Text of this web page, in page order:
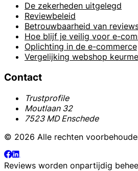
De zekerheden uitgelegd
Reviewbeleid
Betrouwbaarheid van
Hoe blijf je veilig voor e-
Oplichting in de e-commerce
Vergelijking webshop
Contact
Trustprofile
Moutlaan 32
7523 MD Enschede
© 2026 Alle rechten
Reviews worden onpartijdig